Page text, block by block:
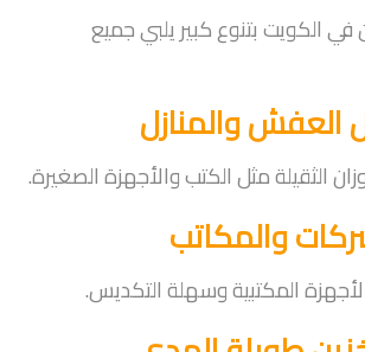
في الكويت بتنوع كبير يلبي جميع
الثقيلة مثل الكتب والأجهزة الصغيرة.
المكتبية وسهلة التكديس.